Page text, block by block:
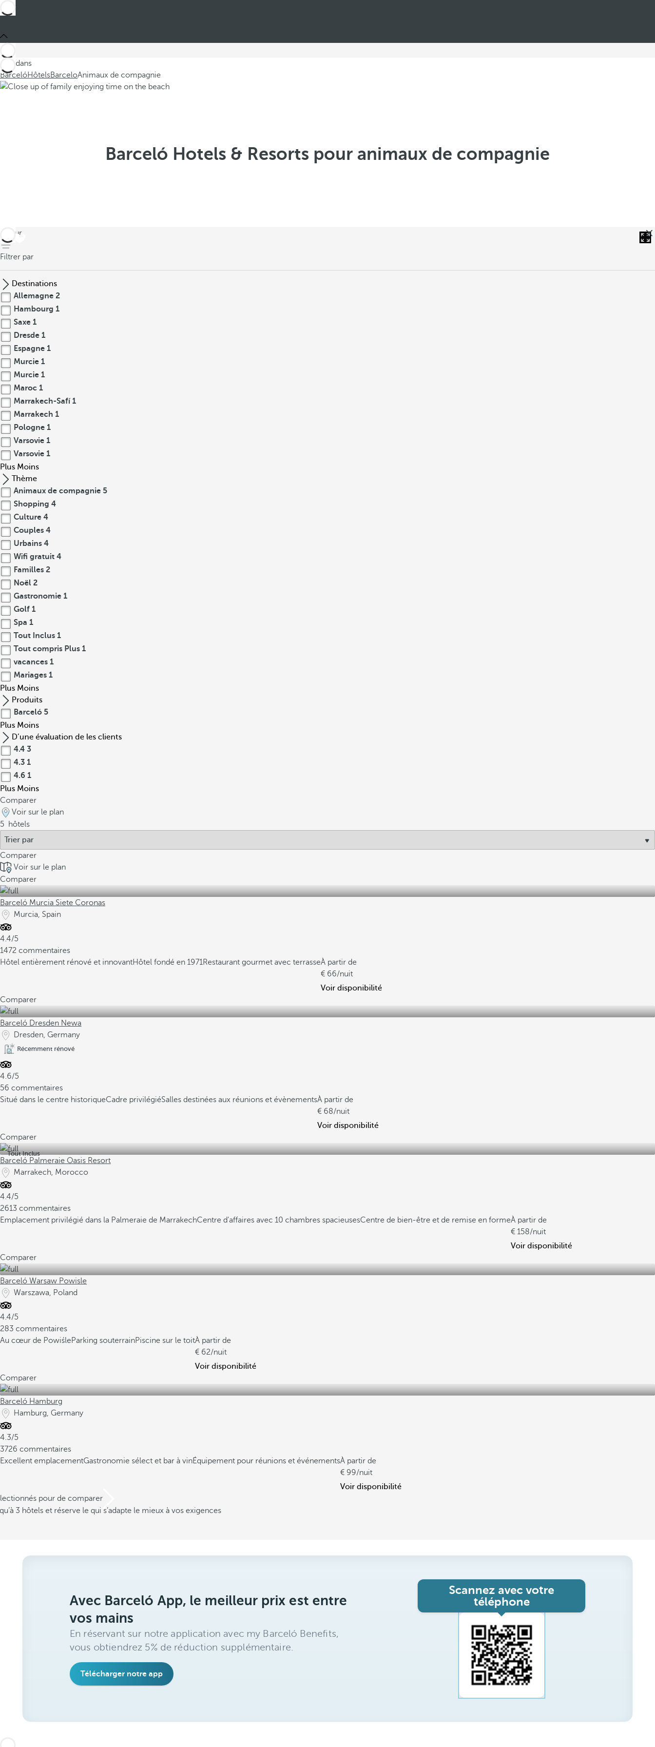
Ces dans
BarcelóHôtelsBarceloAnimaux de compagnie
Barceló Hotels & Resorts pour animaux de compagnie
retour
Filtrer par
Destinations
Allemagne 2
Hambourg 1
Saxe 1
Dresde 1
Espagne 1
Murcie 1
Murcie 1
Maroc 1
Marrakech-Safí1
Marrakech 1
Pologne 1
Varsovie 1
Varsovie 1
Plus Moins
Thème
Animaux de compagnie 5
Shopping 4
Culture 4
Couples 4
Urbains 4
Wifi gratuit 4
Familles 2
Noël 2
Gastronomie 1
Golf 1
Spa 1
Tout Inclus 1
Tout compris Plus 1
vacances 1
Mariages 1
Plus Moins
Produits
Barceló 5
Plus Moins
D’une évaluation de les clients
4.4 3
4.3 1
4.6 1
Plus Moins
Comparer
Voir sur le plan
5
hôtels
Comparer
Voir sur le plan
Comparer
Barceló Murcia Siete Coronas
Murcia, Spain
4.4/5
1472 commentaires
Hôtel entièrement rénové et innovantHôtel fondé en 1971Restaurant gourmet avec terrasseÀ partir de
66/nuit
Voir disponibilité
Comparer
Barceló Dresden Newa
Dresden, Germany
Récemment rénové
4.6/5
56 commentaires
Situé dans le centre historiqueCadre privilégiéSalles destinées aux réunions et évènementsÀ partir de
68/nuit
Voir disponibilité
Comparer
Tout Inclus
Barceló Palmeraie Oasis Resort
Marrakech, Morocco
4.4/5
2613 commentaires
Emplacement privilégié dans la Palmeraie de MarrakechCentre d'affaires avec 10 chambres spacieusesCentre de bien-être et de remise en formeÀ partir de
158/nuit
Voir disponibilité
Comparer
Barceló Warsaw Powisle
Warszawa, Poland
4.4/5
283 commentaires
Au cœur de PowiśleParking souterrainPiscine sur le toitÀ partir de
62/nuit
Voir disponibilité
Comparer
Barceló Hamburg
Hamburg, Germany
4.3/5
3726 commentaires
Excellent emplacementGastronomie sélect et bar à vinÉquipement pour réunions et événementsÀ partir de
99/nuit
Voir disponibilité
pour de comparer
3 hôtels et réserve le qui s’adapte le mieux à vos exigences
Avec Barceló App, le meilleur prix est entre
vos mains
En réservant sur notre application avec my Barceló Benefits,
vous obtiendrez 5% de réduction supplémentaire.
Télécharger notre app
Scannez avec votre
téléphone